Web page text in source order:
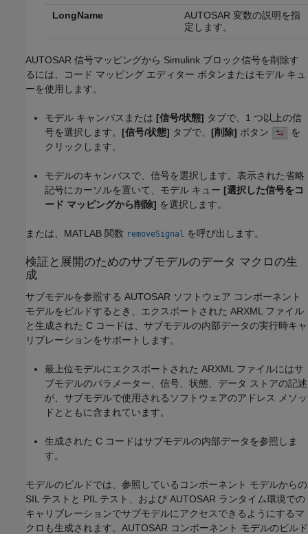
LongName
AUTOSAR 変数の説明を指
定します。
AUTOSAR 信号マッピングから Simulink ブロック信号を削除す
るには、コード マッピング エディター ボタンまたはモデル キュ
ーを使用します。
モデル キャンバスまたは [信号/状態] タブで、1 つ以上の信
号を選択します。 [信号/状態] タブで、 [削除] ボタン
を
クリックします。
モデルのキャンバスで、信号を選択します。表示された省略
記号にカーソルを置いて、モデル キュー [選択した信号をコ
ード マッピングから削除] を選択します。
または、MATLAB 関数 removeSignal を呼び出します。
検証と展開のためのサブモデルのデータ マクロの生
成
サブモデルを参照する AUTOSAR ソフトウェア コンポーネント
モデルをビルドするとき、エクスポートされた ARXML ファイル
と生成された C コードは、サブモデルの内部データの実行時キャ
リブレーションをサポートします。
最上位モデルにエクスポートされた ARXML ファイルにはサ
ブモデルのパラメーター、信号、状態、データ ストアの記述
が、サブモデルで使用されるソフトウェアのアドレス メソッ
ドとともに含まれています。
生成された C コードはサブモデルの内部データを参照しま
す。
モデルのビルドでは、参照しているコンポーネント モデルからの
SIL テストと PIL テスト、および AUTOSAR ランタイム環境での
キャリブレーションでサブモデルにアクセスできるようにするマ
クロも生成されます。AUTOSAR コンポーネント モデルのビルド